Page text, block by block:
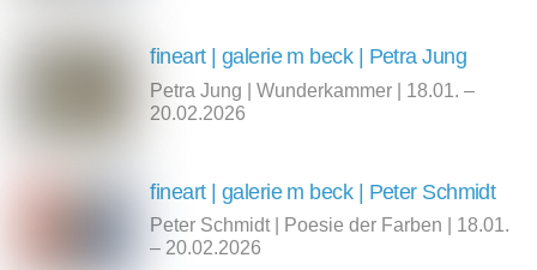
fineart | galerie m beck | Petra Jung
Petra Jung | Wunderkammer | 18.01. –
20.02.2026
fineart | galerie m beck | Peter Schmidt
Peter Schmidt | Poesie der Farben | 18.01.
– 20.02.2026